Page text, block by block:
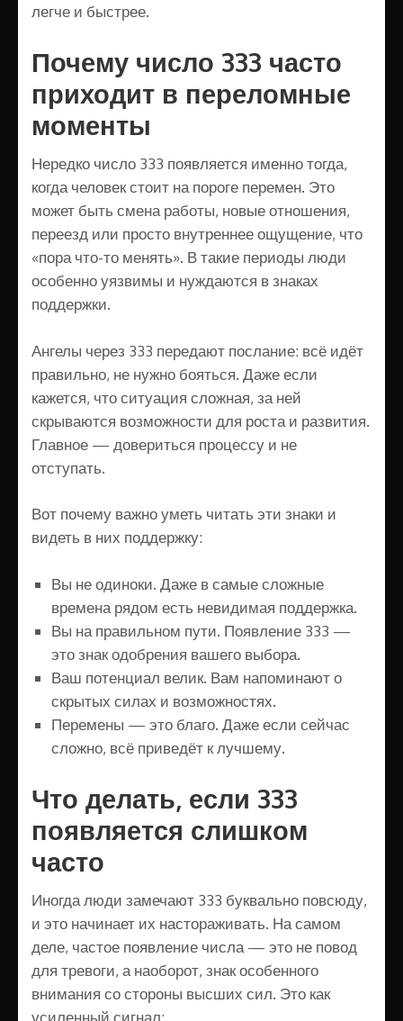
легче и быстрее.
Почему число 333 часто
приходит в переломные
моменты
Нередко число 333 появляется именно тогда,
когда человек стоит на пороге перемен. Это
может быть смена работы, новые отношения,
переезд или просто внутреннее ощущение, что
«пора что-то менять». В такие периоды люди
особенно уязвимы и нуждаются в знаках
поддержки.
Ангелы через 333 передают послание: всё идёт
правильно, не нужно бояться. Даже если
кажется, что ситуация сложная, за ней
скрываются возможности для роста и развития.
Главное — довериться процессу и не
отступать.
Вот почему важно уметь читать эти знаки и
видеть в них поддержку:
Вы не одиноки. Даже в самые сложные
времена рядом есть невидимая поддержка.
Вы на правильном пути. Появление 333 —
это знак одобрения вашего выбора.
Ваш потенциал велик. Вам напоминают о
скрытых силах и возможностях.
Перемены — это благо. Даже если сейчас
сложно, всё приведёт к лучшему.
Что делать, если 333
появляется слишком
часто
Иногда люди замечают 333 буквально повсюду,
и это начинает их настораживать. На самом
деле, частое появление числа — это не повод
для тревоги, а наоборот, знак особенного
внимания со стороны высших сил. Это как
усиленный сигнал: